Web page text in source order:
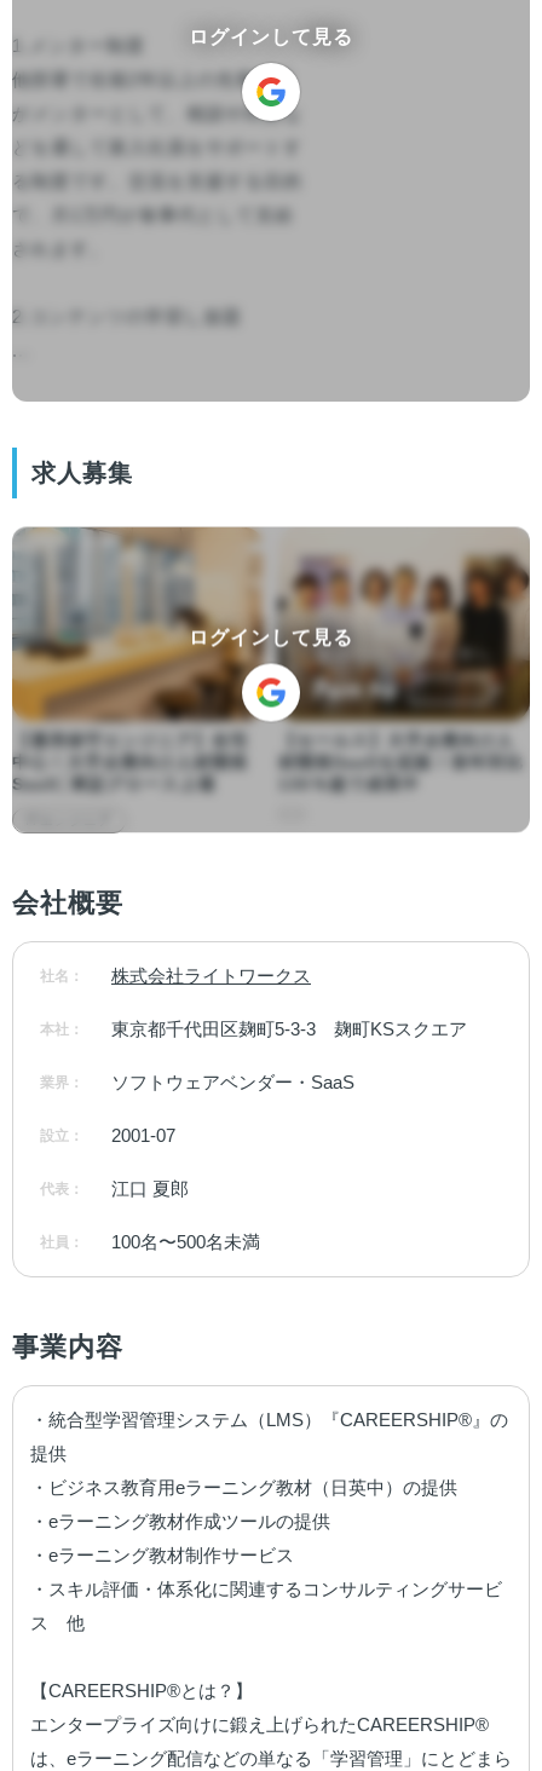
1.メンター制度
他部署で在籍2年以上の先輩社員
がメンターとして、相談や対話な
どを通して新入社員をサポートす
る制度です。交流を支援する目的
で、月1万円が食事代として支給
されます。
2.コンテンツの学習し放題
...
ログインして見る
求人募集
ログインして見る
中心！大手企業向け人材開発
SaaS│東証グロース上場
材開発SaaSを拡販！前年対比
130％超で成長中
会社概要
社名： 株式会社ライトワークス
本社： 東京都千代田区麹町5-3-3　麹町KSスクエア
業界： ソフトウェアベンダー・SaaS
設立： 2001-07
代表： 江口 夏郎
社員： 100名〜500名未満
事業内容
・統合型学習管理システム（LMS）『CAREERSHIP®』の
提供
・ビジネス教育用eラーニング教材（日英中）の提供
・eラーニング教材作成ツールの提供
・eラーニング教材制作サービス
・スキル評価・体系化に関連するコンサルティングサービ
ス　他
【CAREERSHIP®とは？】
エンタープライズ向けに鍛え上げられたCAREERSHIP®
は、eラーニング配信などの単なる「学習管理」にとどまら